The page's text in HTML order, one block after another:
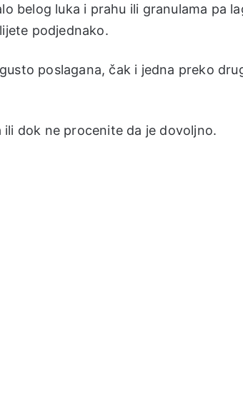
belog luka i prahu ili granulama pa
podjednako.
poslagana, čak i jedna preko
dok ne procenite da je dovoljno.